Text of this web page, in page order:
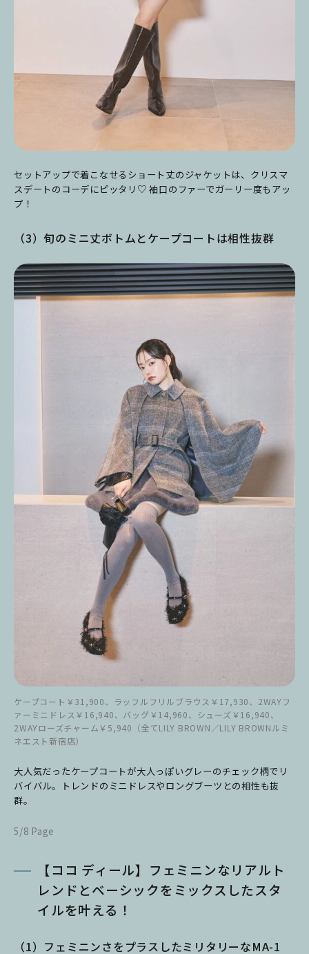
セットアップで着こなせるショート丈のジャケットは、クリスマ
スデートのコーデにピッタリ♡ 袖口のファーでガーリー度もアッ
プ！
（3）旬のミニ丈ボトムとケープコートは相性抜群
ケープコート￥31,900、ラッフルフリルブラウス￥17,930、2WAYフ
ァーミニドレス￥16,940、バッグ￥14,960、シューズ￥16,940、
2WAYローズチャーム￥5,940（全てLILY BROWN／LILY BROWNルミ
ネエスト新宿店）
大人気だったケープコートが大人っぽいグレーのチェック柄でリ
バイバル。トレンドのミニドレスやロングブーツとの相性も抜
群。
5/8 Page
【ココ ディール】フェミニンなリアルト
レンドとベーシックをミックスしたスタ
イルを叶える！
（1）フェミニンさをプラスしたミリタリーなMA-1